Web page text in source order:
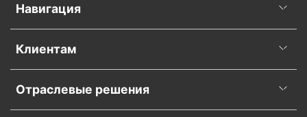
Навигация
Клиентам
Отраслевые решения